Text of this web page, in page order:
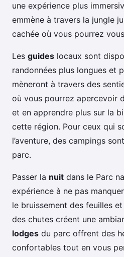
une expérience plus
emmène à travers la jungle
cachée où vous pourrez
Les guides locaux sont
randonnées plus longues et
mèneront à travers des
où vous pourrez apercevoir
et en apprendre plus sur la
cette région. Pour ceux qui
l’aventure, des campings
parc.
Passer la nuit dans le Parc
expérience à ne pas
le bruissement des feuilles
des chutes créent une
lodges du parc offrent des
confortables tout en vous